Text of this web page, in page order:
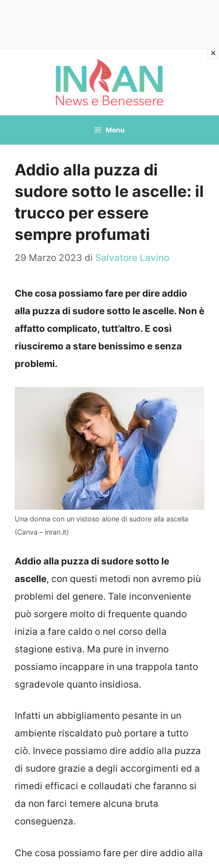
Menu
Addio alla puzza di
sudore sotto le ascelle: il
trucco per essere
sempre profumati
29 Marzo 2023 di Salvatore Lavino
Che cosa possiamo fare per dire addio
alla puzza di sudore sotto le ascelle. Non è
affatto complicato, tutt’altro. E così
riusciremo a stare benissimo e senza
problemi.
Una donna con un vistoso alone di sudore alla ascella
(Canva – inran.it)
Addio alla puzza di sudore sotto le
ascelle, con questi metodi non avremo più
problemi del genere. Tale inconveniente
può sorgere molto di frequente quando
inizia a fare caldo o nel corso della
stagione estiva. Ma pure in inverno
possiamo incappare in una trappola tanto
sgradevole quanto insidiosa.
Infatti un abbigliamento pesante in un
ambiente riscaldato può portare a tutto
ciò. Invece possiamo dire addio alla puzza
di sudore grazie a degli accorgimenti ed a
rimedi efficaci e collaudati che faranno si
da non farci temere alcuna bruta
conseguenza.
Che cosa possiamo fare per dire addio alla